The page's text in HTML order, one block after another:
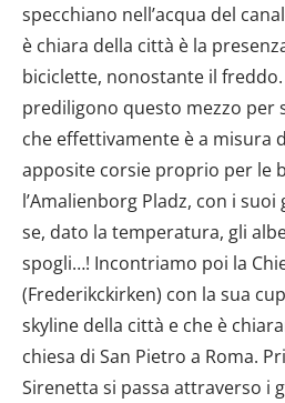
specchiano nell’acqua del
è chiara della città è la
biciclette, nonostante il
prediligono questo mezzo per
che effettivamente è a misura
apposite corsie proprio per le
l’Amalienborg Pladz, con i
se, dato la temperatura, gli
spogli…! Incontriamo poi la
(Frederikckirken) con la sua
skyline della città e che è
chiesa di San Pietro a Roma.
Sirenetta si passa attraverso i